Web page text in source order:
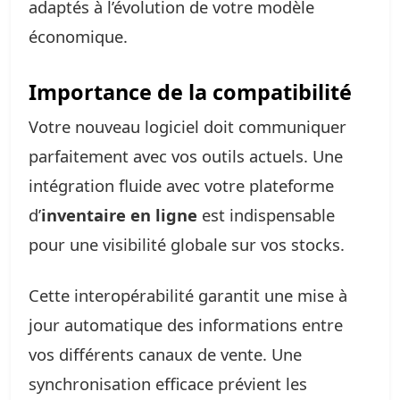
adaptés à l’évolution de votre modèle
économique.
Importance de la compatibilité
Votre nouveau logiciel doit communiquer
parfaitement avec vos outils actuels. Une
intégration fluide avec votre plateforme
d’inventaire en ligne est indispensable
pour une visibilité globale sur vos stocks.
Cette interopérabilité garantit une mise à
jour automatique des informations entre
vos différents canaux de vente. Une
synchronisation efficace prévient les